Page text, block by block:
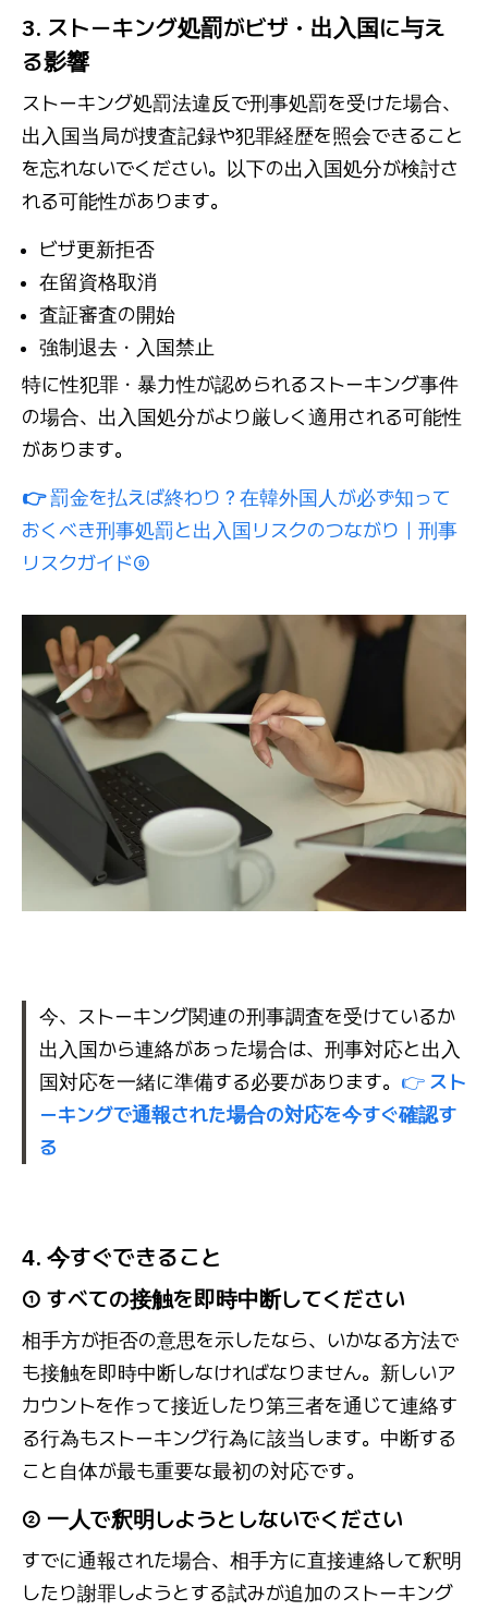
3. ストーキング処罰がビザ・出入国に与え
る影響
ストーキング処罰法違反で刑事処罰を受けた場合、
出入国当局が捜査記録や犯罪経歴を照会できること
を忘れないでください。以下の出入国処分が検討さ
れる可能性があります。
ビザ更新拒否
在留資格取消
査証審査の開始
強制退去・入国禁止
特に性犯罪・暴力性が認められるストーキング事件
の場合、出入国処分がより厳しく適用される可能性
があります。
👉罰金を払えば終わり？在韓外国人が必ず知って
おくべき刑事処罰と出入国リスクのつながり｜刑事
リスクガイド⑨
今、ストーキング関連の刑事調査を受けているか
出入国から連絡があった場合は、刑事対応と出入
国対応を一緒に準備する必要があります。 👉 スト
ーキングで通報された場合の対応を今すぐ確認す
る
4. 今すぐできること
① すべての接触を即時中断してください
相手方が拒否の意思を示したなら、いかなる方法で
も接触を即時中断しなければなりません。新しいア
カウントを作って接近したり第三者を通じて連絡す
る行為もストーキング行為に該当します。中断する
こと自体が最も重要な最初の対応です。
② 一人で釈明しようとしないでください
すでに通報された場合、相手方に直接連絡して釈明
したり謝罪しようとする試みが追加のストーキング